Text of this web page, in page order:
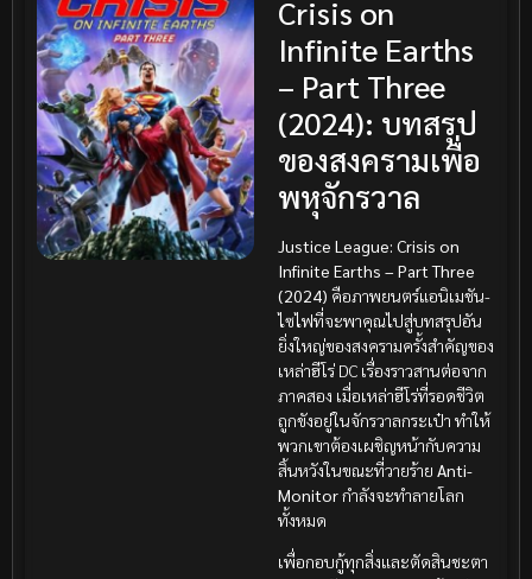
Crisis on
Infinite Earths
– Part Three
(2024): บทสรุป
ของสงครามเพื่อ
พหุจักรวาล
Justice League: Crisis on
Infinite Earths – Part Three
(2024) คือภาพยนตร์แอนิเมชัน-
ไซไฟที่จะพาคุณไปสู่บทสรุปอัน
ยิ่งใหญ่ของสงครามครั้งสำคัญของ
เหล่าฮีโร่ DC เรื่องราวสานต่อจาก
ภาคสอง เมื่อเหล่าฮีโร่ที่รอดชีวิต
ถูกขังอยู่ในจักรวาลกระเป๋า ทำให้
พวกเขาต้องเผชิญหน้ากับความ
สิ้นหวังในขณะที่วายร้าย Anti-
Monitorกำลังจะทำลายโลก
ทั้งหมด
เพื่อกอบกู้ทุกสิ่งและตัดสินชะตา